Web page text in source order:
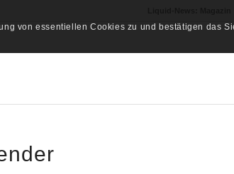
von essentiellen Cookies zu und bestätigen das